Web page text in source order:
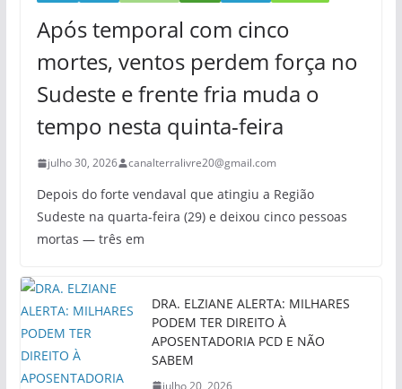
Após temporal com cinco
mortes, ventos perdem força no
Sudeste e frente fria muda o
tempo nesta quinta-feira
julho 30, 2026 canalterralivre20@gmail.com
Depois do forte vendaval que atingiu a Região
Sudeste na quarta-feira (29) e deixou cinco pessoas
mortas — três em
DRA. ELZIANE ALERTA: MILHARES
PODEM TER DIREITO À
APOSENTADORIA PCD E NÃO
SABEM
julho 20, 2026